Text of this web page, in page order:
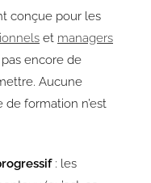
conçue pour les
et managers
encore de
Aucune
formation n’est
: les